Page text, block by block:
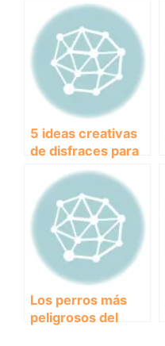
canina de
Fuengirola
5 ideas creativas
de disfraces para
perros en
Halloween que
harán que tu
mascota sea la
estrella de la
noche
Los perros más
peligrosos del